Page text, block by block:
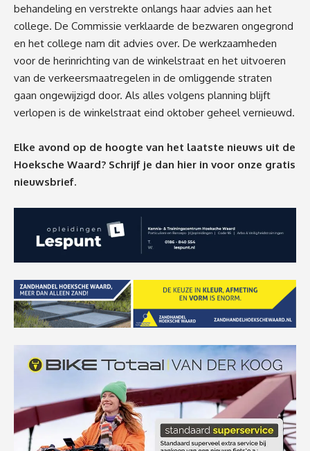
behandeling en verstrekte onlangs haar advies aan het
college. De Commissie verklaarde de bezwaren ongegrond
en het college nam dit advies over. De werkzaamheden
voor de herinrichting van de winkelstraat en het uitvoeren
van de verkeersmaatregelen in de omliggende straten
gaan ongewijzigd door. Als alles volgens planning blijft
verlopen is de winkelstraat eind oktober geheel vernieuwd.
Elke avond op de hoogte van het laatste nieuws uit de
Hoeksche Waard? Schrijf je dan hier in voor onze gratis
nieuwsbrief.